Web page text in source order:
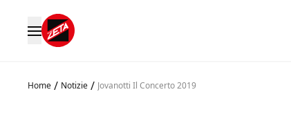
Home / Notizie / Jovanotti Il Concerto 2019